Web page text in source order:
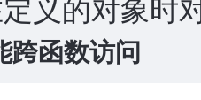
跨函数访问